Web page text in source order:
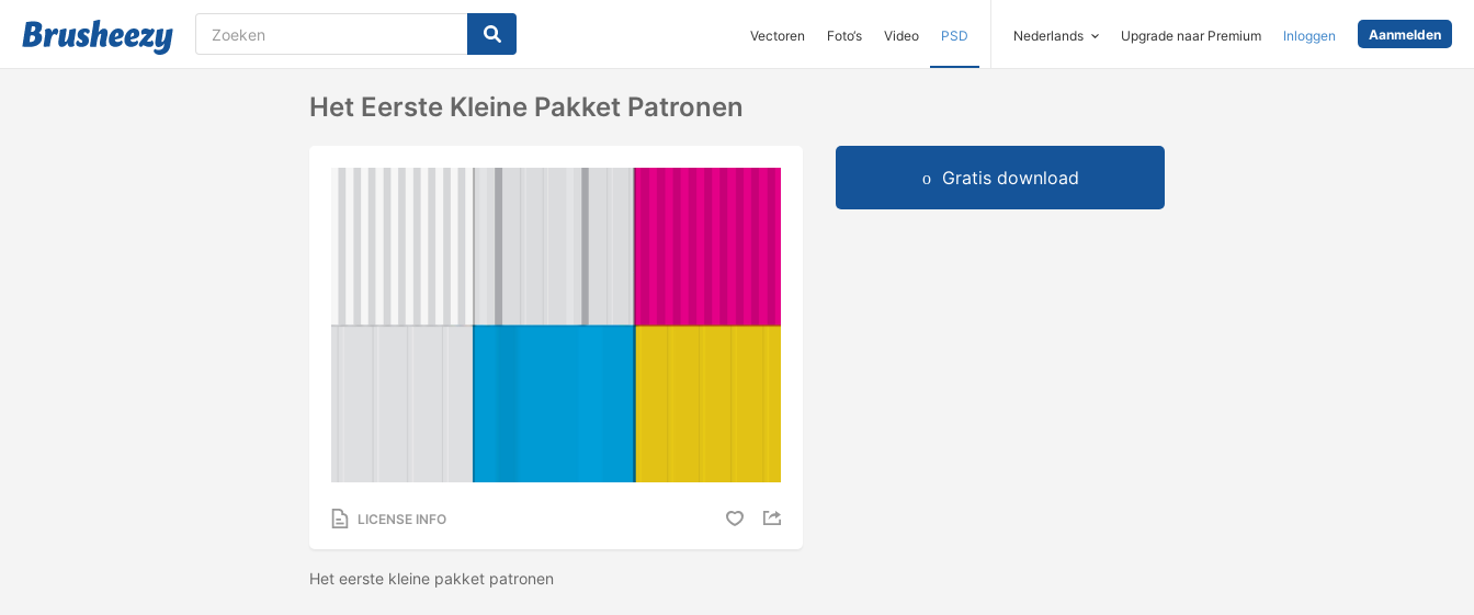
Vectoren Foto‘s Video PSD Nederlands Upgrade naar Premium Inloggen Aanmelden
Het Eerste Kleine Pakket Patronen
LICENSE INFO
Het eerste kleine pakket patronen
Gratis download